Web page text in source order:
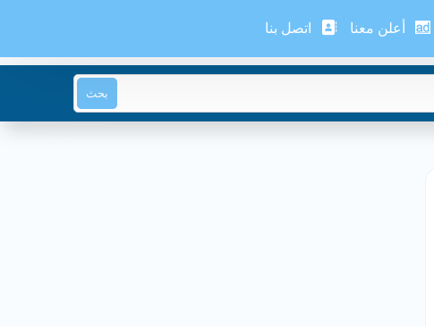
أعلن معنا اتصل بنا
بحث